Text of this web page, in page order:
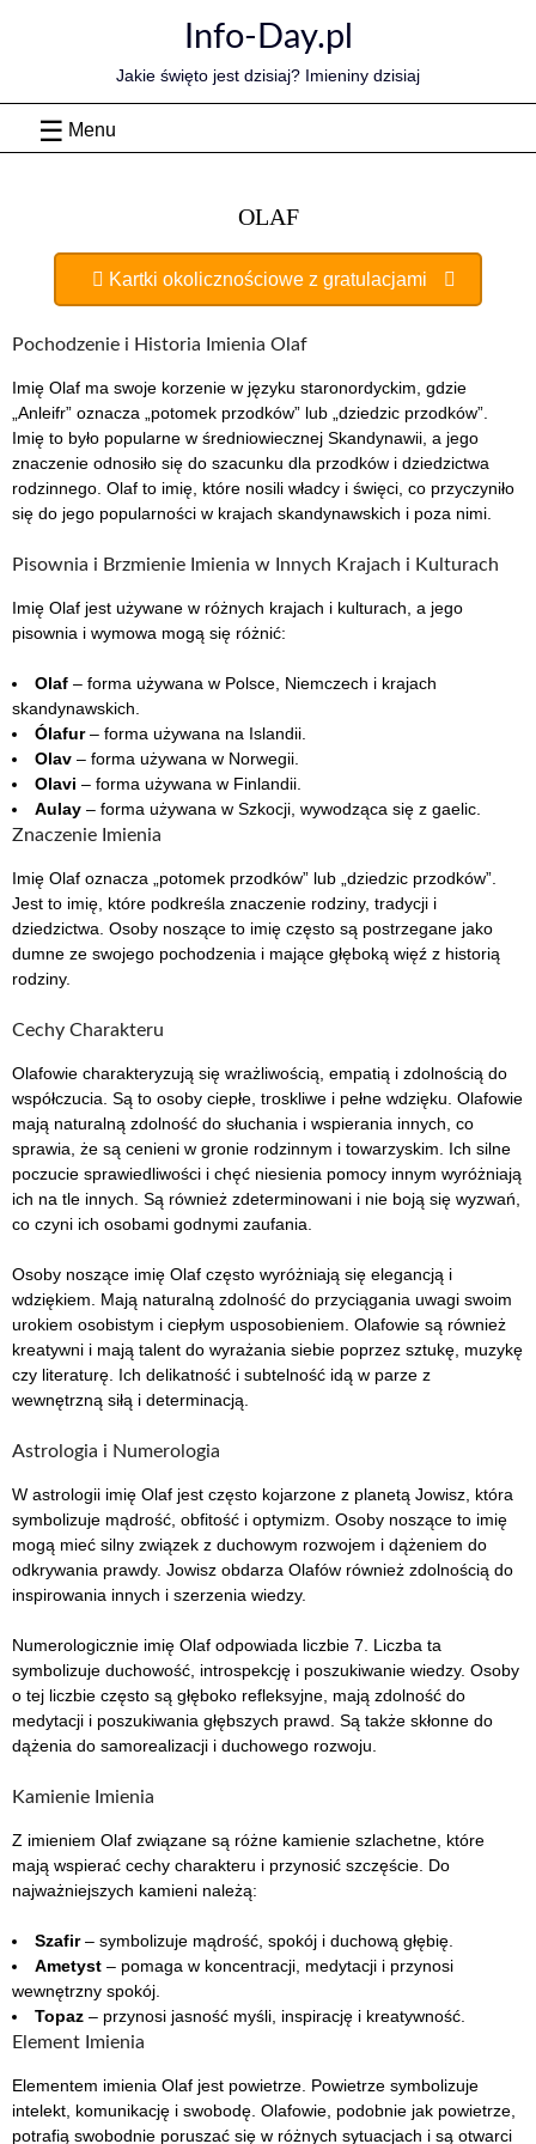
Info-Day.pl
Jakie święto jest dzisiaj? Imieniny dzisiaj
Menu
OLAF
Kartki okolicznościowe z gratulacjami
Pochodzenie i Historia Imienia Olaf
Imię Olaf ma swoje korzenie w języku staronordyckim, gdzie
„Anleifr” oznacza „potomek przodków” lub „dziedzic przodków”.
Imię to było popularne w średniowiecznej Skandynawii, a jego
znaczenie odnosiło się do szacunku dla przodków i dziedzictwa
rodzinnego. Olaf to imię, które nosili władcy i święci, co przyczyniło
się do jego popularności w krajach skandynawskich i poza nimi.
Pisownia i Brzmienie Imienia w Innych Krajach i Kulturach
Imię Olaf jest używane w różnych krajach i kulturach, a jego
pisownia i wymowa mogą się różnić:
Olaf – forma używana w Polsce, Niemczech i krajach
skandynawskich.
Ólafur– forma używana na Islandii.
Olav – forma używana w Norwegii.
Olavi – forma używana w Finlandii.
Aulay – forma używana w Szkocji, wywodząca się z gaelic.
Znaczenie Imienia
Imię Olaf oznacza „potomek przodków” lub „dziedzic przodków”.
Jest to imię, które podkreśla znaczenie rodziny, tradycji i
dziedzictwa. Osoby noszące to imię często są postrzegane jako
dumne ze swojego pochodzenia i mające głęboką więź z historią
rodziny.
Cechy Charakteru
Olafowie charakteryzują się wrażliwością, empatią i zdolnością do
współczucia. Są to osoby ciepłe, troskliwe i pełne wdzięku. Olafowie
mają naturalną zdolność do słuchania i wspierania innych, co
sprawia, że są cenieni w gronie rodzinnym i towarzyskim. Ich silne
poczucie sprawiedliwości i chęć niesienia pomocy innym wyróżniają
ich na tle innych. Są również zdeterminowani i nie boją się wyzwań,
co czyni ich osobami godnymi zaufania.
Osoby noszące imię Olaf często wyróżniają się elegancją i
wdziękiem. Mają naturalną zdolność do przyciągania uwagi swoim
urokiem osobistym i ciepłym usposobieniem. Olafowie są również
kreatywni i mają talent do wyrażania siebie poprzez sztukę, muzykę
czy literaturę. Ich delikatność i subtelność idą w parze z
wewnętrzną siłą i determinacją.
Astrologia i Numerologia
W astrologii imię Olaf jest często kojarzone z planetą Jowisz, która
symbolizuje mądrość, obfitość i optymizm. Osoby noszące to imię
mogą mieć silny związek z duchowym rozwojem i dążeniem do
odkrywania prawdy. Jowisz obdarza Olafów również zdolnością do
inspirowania innych i szerzenia wiedzy.
Numerologicznie imię Olaf odpowiada liczbie 7. Liczba ta
symbolizuje duchowość, introspekcję i poszukiwanie wiedzy. Osoby
o tej liczbie często są głęboko refleksyjne, mają zdolność do
medytacji i poszukiwania głębszych prawd. Są także skłonne do
dążenia do samorealizacji i duchowego rozwoju.
Kamienie Imienia
Z imieniem Olaf związane są różne kamienie szlachetne, które
mają wspierać cechy charakteru i przynosić szczęście. Do
najważniejszych kamieni należą:
Szafir– symbolizuje mądrość, spokój i duchową głębię.
Ametyst – pomaga w koncentracji, medytacji i przynosi
wewnętrzny spokój.
Topaz – przynosi jasność myśli, inspirację i kreatywność.
Element Imienia
Elementem imienia Olaf jest powietrze. Powietrze symbolizuje
intelekt, komunikację i swobodę. Olafowie, podobnie jak powietrze,
potrafią swobodnie poruszać się w różnych sytuacjach i są otwarci